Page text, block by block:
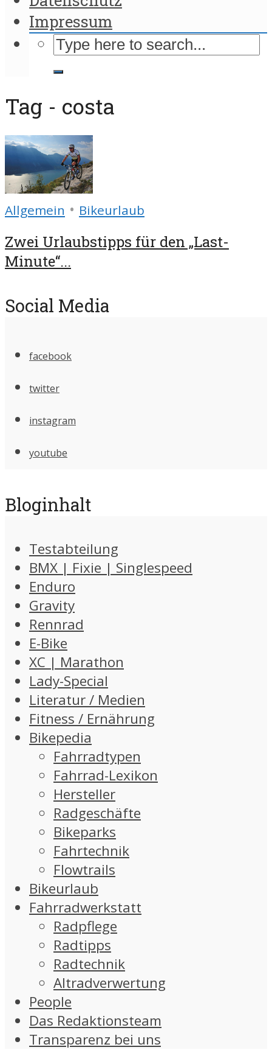
Impressum
Tag - costa
Allgemein • Bikeurlaub
Zwei Urlaubstipps für den „Last-
Minute“...
Social Media
facebook
twitter
instagram
youtube
Bloginhalt
Testabteilung
BMX | Fixie | Singlespeed
Enduro
Gravity
Rennrad
E-Bike
XC | Marathon
Lady-Special
Literatur / Medien
Fitness / Ernährung
Bikepedia
Fahrradtypen
Fahrrad-Lexikon
Hersteller
Radgeschäfte
Bikeparks
Fahrtechnik
Flowtrails
Bikeurlaub
Fahrradwerkstatt
Radpflege
Radtipps
Radtechnik
Altradverwertung
People
Das Redaktionsteam
Transparenz bei uns